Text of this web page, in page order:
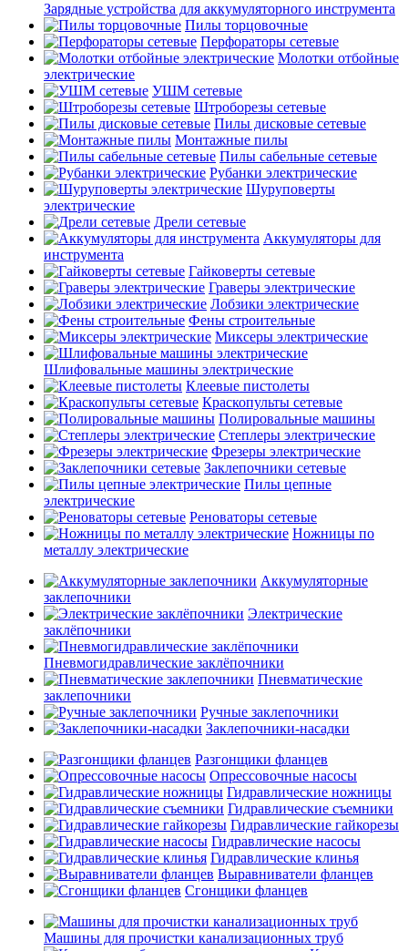
Зарядные устройства для аккумуляторного инструмента
Пилы торцовочные
Перфораторы сетевые
Молотки отбойные
электрические
УШМ сетевые
Штроборезы сетевые
Пилы дисковые сетевые
Монтажные пилы
Пилы сабельные сетевые
Рубанки электрические
Шуруповерты
электрические
Дрели сетевые
Аккумуляторы для
инструмента
Гайковерты сетевые
Граверы электрические
Лобзики электрические
Фены строительные
Миксеры электрические
Шлифовальные машины электрические
Клеевые пистолеты
Краскопульты сетевые
Полировальные машины
Степлеры электрические
Фрезеры электрические
Заклепочники сетевые
Пилы цепные
электрические
Реноваторы сетевые
Ножницы по
металлу электрические
Аккумуляторные
заклепочники
Электрические
заклёпочники
Пневмогидравлические заклёпочники
Пневматические
заклепочники
Ручные заклепочники
Заклепочники-насадки
Разгонщики фланцев
Опрессовочные насосы
Гидравлические ножницы
Гидравлические съемники
Гидравлические гайкорезы
Гидравлические насосы
Гидравлические клинья
Выравниватели фланцев
Сгонщики фланцев
Машины для прочистки канализационных труб